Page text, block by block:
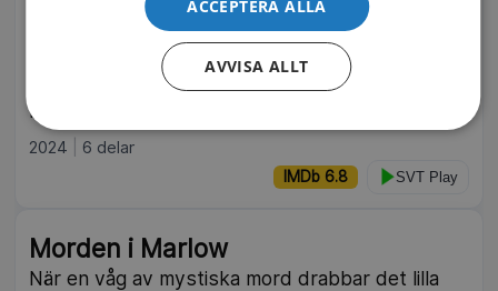
tillvägagångssättet påminner väldigt mycket om
ett gammalt fall. Kriminalinspektörerna Ffion
Lloyd och Rick Sheldon förenas i jakten på
mördaren. Walesisk kriminalserie från 2024.
2024 6 delar
IMDb 6.8 SVT Play
Morden i Marlow
När en våg av mystiska mord drabbar det lilla
ACCEPTERA ALLA
AVVISA ALLT